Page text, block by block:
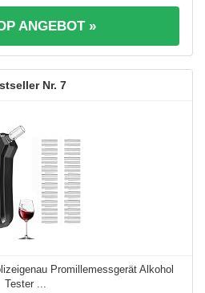
ANGEBOT »
7
Promillemessgerät Alkohol
Tester ...